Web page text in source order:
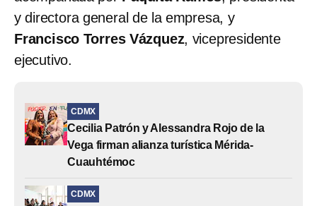
y directora general de la empresa, y
Francisco Torres Vázquez, vicepresidente
ejecutivo.
CDMX
Cecilia Patrón y Alessandra Rojo de la
Vega firman alianza turística Mérida-
Cuauhtémoc
CDMX